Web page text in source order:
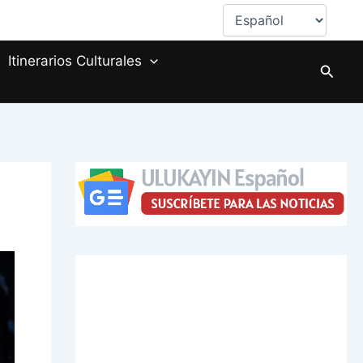
Elegir
idioma
Itinerarios Culturales